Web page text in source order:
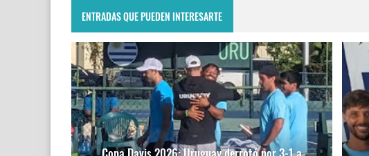
ENTRADAS QUE PUEDEN INTERESARTE